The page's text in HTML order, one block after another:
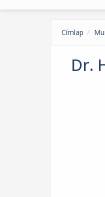
Címlap
Dr.